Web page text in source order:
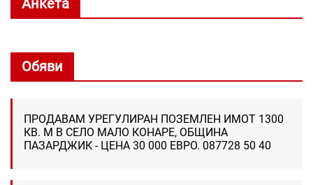
Анкета
Обяви
ПРОДАВАМ УРЕГУЛИРАН ПОЗЕМЛЕН ИМОТ 1300
КВ. М В СЕЛО МАЛО КОНАРЕ, ОБЩИНА
ПАЗАРДЖИК - ЦЕНА 30 000 ЕВРО. 087728 50 40